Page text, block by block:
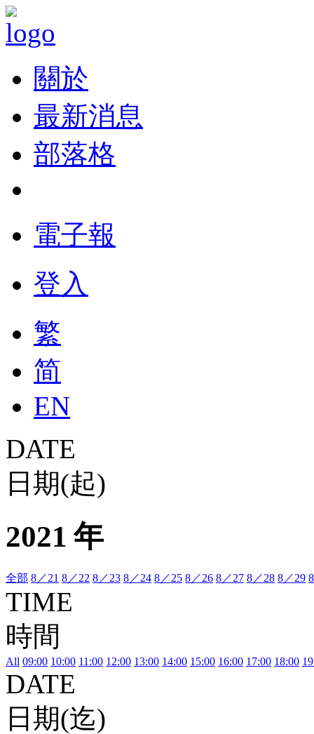
關於
最新消息
部落格
電子報
登入
繁
简
EN
DATE
日期(起)
2021 年
全部 8／21 8／22 8／23 8／24 8／25 8／26 8／27 8／28 8／29
TIME
時間
All 09:00 10:00 11:00 12:00 13:00 14:00 15:00 16:00 17:00 18:00
DATE
日期(迄)